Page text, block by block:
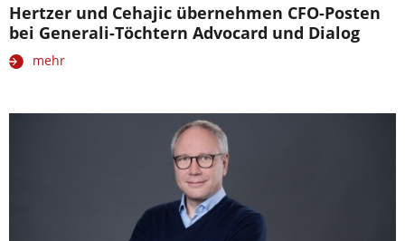
Hertzer und Cehajic übernehmen CFO-Posten
bei Generali-Töchtern Advocard und Dialog
mehr